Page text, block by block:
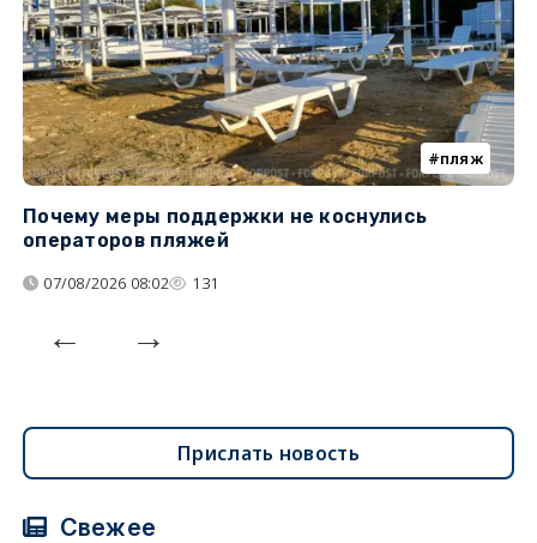
пляж
Почему меры поддержки не коснулись
операторов пляжей
07/08/2026 08:02 131
Прислать новость
Свежее